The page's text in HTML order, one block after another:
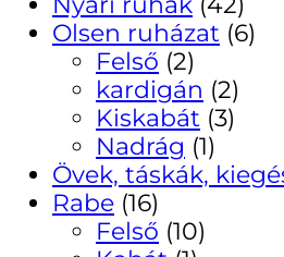
Olsen ruházat (6)
Felső (2)
kardigán (2)
Kiskabát (3)
Nadrág (1)
Övek, táskák,
Rabe (16)
Felső (10)